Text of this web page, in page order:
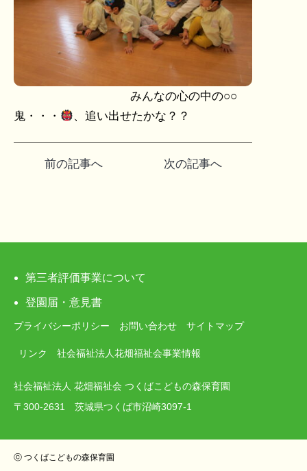
みんなの心の中の○○
鬼・・・
、追い出せたかな？？
ビ
ゲ
ー
シ
ョ
ン
前の記事へ 次の記事へ
第三者評価事業について
登園届・意見書
プライバシーポリシー お問い合わせ サイトマップ
リンク 社会福祉法人花畑福祉会事業情報
社会福祉法人 花畑福祉会 つくばこどもの森保育園
〒300-2631 茨城県つくば市沼崎3097-1
ⓒ つくばこどもの森保育園